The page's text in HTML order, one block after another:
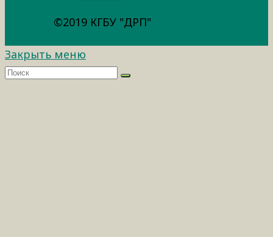
©2019 КГБУ "ДРП"
Закрыть меню